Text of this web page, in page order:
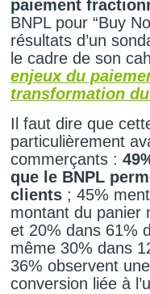
paiement
BNPL pour “Buy
résultats d’un
le cadre de son
enjeux du
transformation
Il faut dire que
particulièrement
commerçants :
que le BNPL
clients ; 45%
montant du panier
et 20% dans 61%
même 30% dans
36% observent
conversion liée à